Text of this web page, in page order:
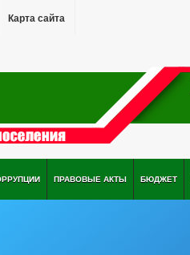
Карта сайта
ПРАВОВЫЕ АКТЫ БЮДЖЕТ